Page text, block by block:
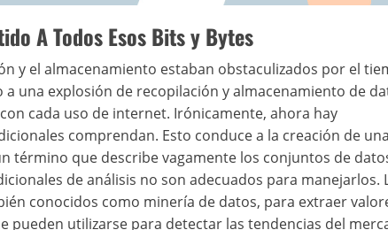
A Todos Esos Bits y Bytes
y el almacenamiento estaban obstaculizados por el
una explosión de recopilación y almacenamiento de
cada uso de internet. Irónicamente, ahora hay
comprendan. Esto conduce a la creación de una
término que describe vagamente los conjuntos de
de análisis no son adecuados para manejarlos.
conocidos como minería de datos, para extraer
utilizarse para detectar las tendencias del